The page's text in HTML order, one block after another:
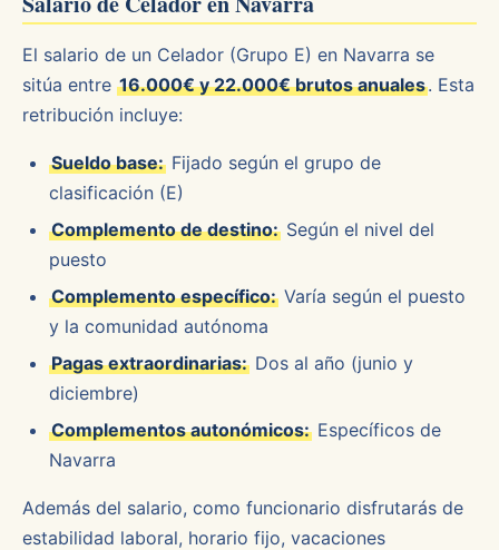
El salario de un Celador (Grupo E) en Navarra se
sitúa entre 16.000€ y 22.000€ brutos anuales. Esta
retribución incluye:
Sueldo base: Fijado según el grupo de
clasificación (E)
Complemento de destino: Según el nivel del
puesto
Complemento específico: Varía según el puesto
y la comunidad autónoma
Pagas extraordinarias: Dos al año (junio y
diciembre)
Complementos autonómicos: Específicos de
Navarra
Además del salario, como funcionario disfrutarás de
estabilidad laboral, horario fijo, vacaciones